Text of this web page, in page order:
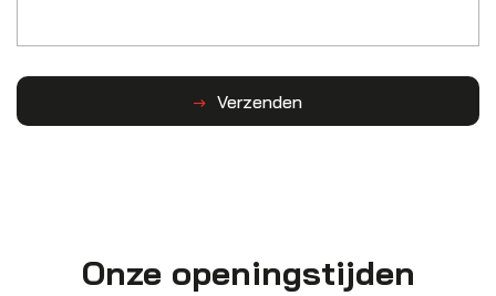
Verzenden
Onze openingstijden